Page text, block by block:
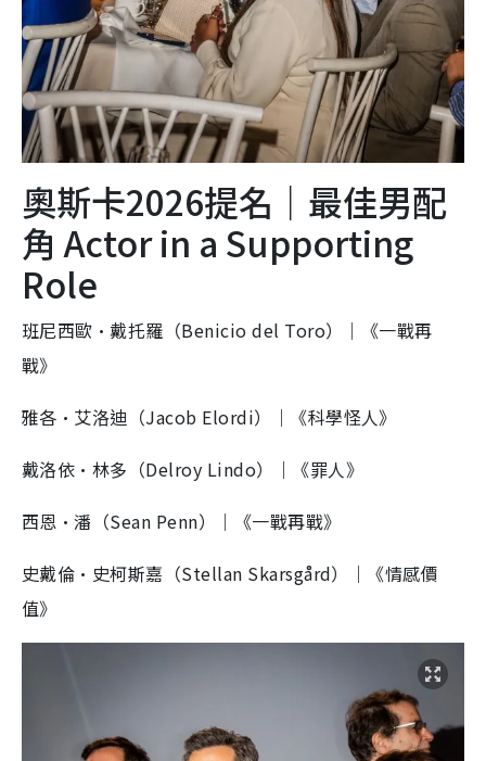
奧斯卡2026提名｜最佳男配
角 Actor in a Supporting
Role
班尼西歐·戴托羅（Benicio del Toro）｜《一戰再
戰》
雅各·艾洛迪（Jacob Elordi）｜《科學怪人》
戴洛依·林多（Delroy Lindo）｜《罪人》
西恩·潘（Sean Penn）｜《一戰再戰》
史戴倫·史柯斯嘉（Stellan Skarsgård）｜《情感價
值》